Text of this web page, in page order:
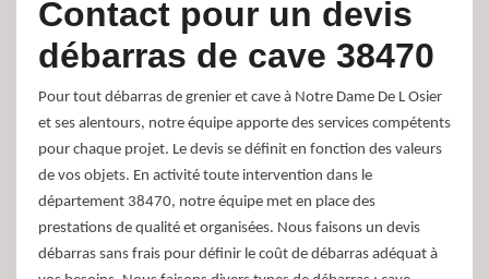
Contact pour un devis
débarras de cave 38470
Pour tout débarras de grenier et cave à Notre Dame De L Osier
et ses alentours, notre équipe apporte des services compétents
pour chaque projet. Le devis se définit en fonction des valeurs
de vos objets. En activité toute intervention dans le
département 38470, notre équipe met en place des
prestations de qualité et organisées. Nous faisons un devis
débarras sans frais pour définir le coût de débarras adéquat à